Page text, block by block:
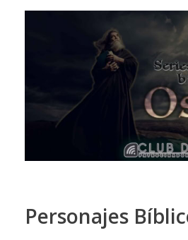
Personajes